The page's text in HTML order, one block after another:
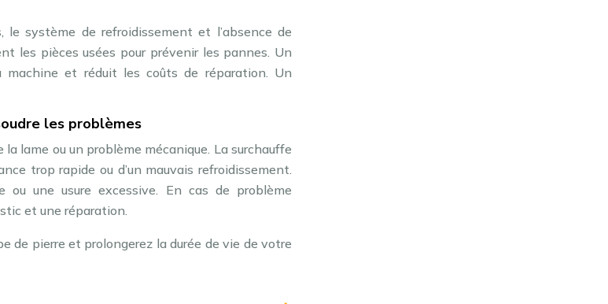
le système de refroidissement et l’absence de
les pièces usées pour prévenir les pannes. Un
et réduit les coûts de réparation. Un
les problèmes
lame ou un problème mécanique. La surchauffe
trop rapide ou d’un mauvais refroidissement.
une usure excessive. En cas de problème
et une réparation.
de pierre et prolongerez la durée de vie de votre